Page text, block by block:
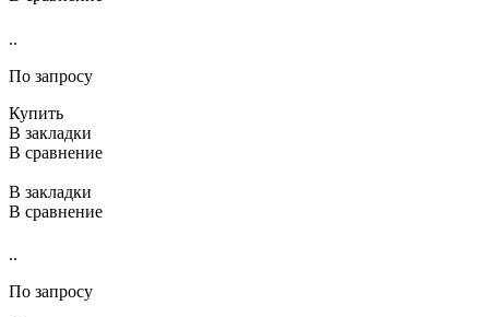
..
По запросу
Купить
В закладки
В сравнение
В закладки
В сравнение
..
По запросу